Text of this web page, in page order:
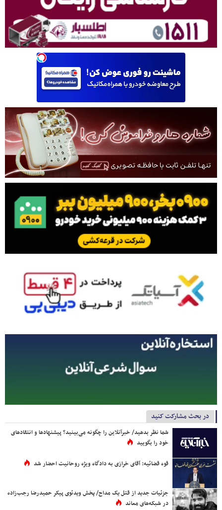
در بحث مشارکت کنید
شما نظر بدهید/ خبرآنلاین را چگونه می‌بینید؟ پیشنهادها و انتقادهای
خود را بگویید
قوه قضائیه: آقای خرازی به دادگاه ویژه روحانیت احضار شد
جزئیات جدید از قتل یک مداح/ پخش ویدئوی پیکر حمیدرضا رجب‌زاده
در شبکه‌های معاند